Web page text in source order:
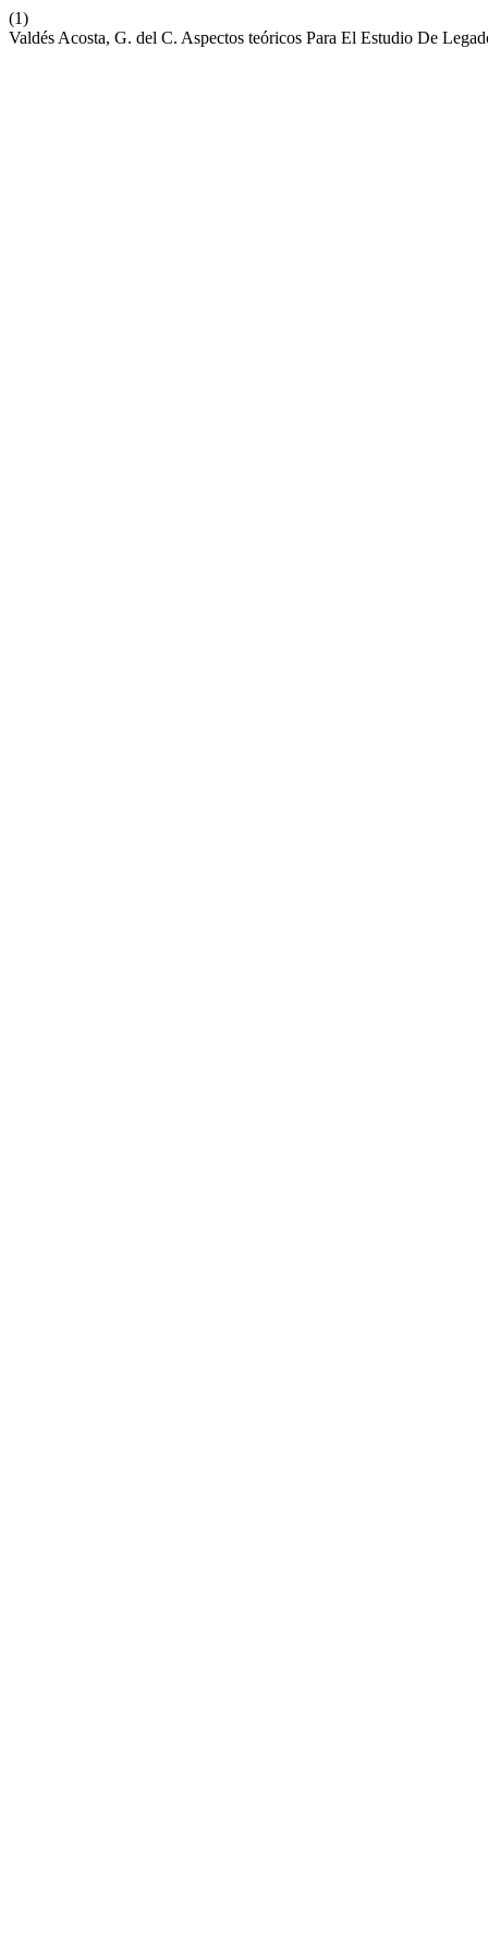
(1)
Valdés Acosta, G. del C. Aspectos teóricos Para El Estudio De